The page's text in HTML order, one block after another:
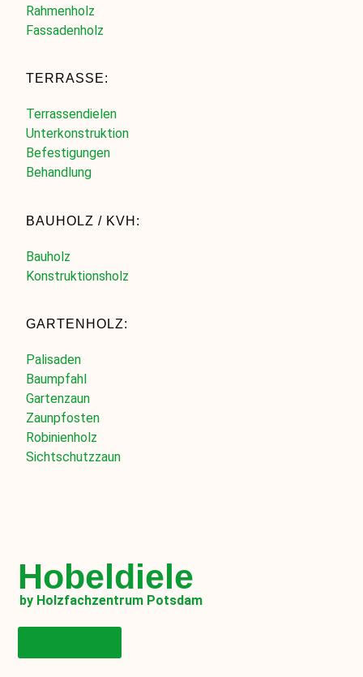
Rahmenholz
Fassadenholz
TERRASSE:
Terrassendielen
Unterkonstruktion
Befestigungen
Behandlung
BAUHOLZ / KVH:
Bauholz
Konstruktionsholz
GARTENHOLZ:
Palisaden
Baumpfahl
Gartenzaun
Zaunpfosten
Robinienholz
Sichtschutzzaun
Hobeldiele
by Holzfachzentrum Potsdam